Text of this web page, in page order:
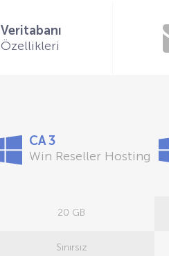
Veritabanı
Özellikleri
CA 3
Win Reseller Hosting
20 GB
Sınırsız